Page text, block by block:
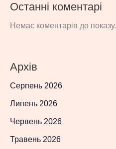
Останні коментарі
Немає коментарів до показу.
Архів
Серпень 2026
Липень 2026
Червень 2026
Травень 2026